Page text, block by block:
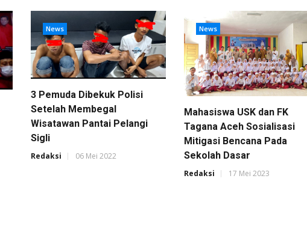
News
3 Pemuda Dibekuk Polisi
Setelah Membegal
Wisatawan Pantai Pelangi
Sigli
Redaksi 06 Mei 2022
News
Mahasiswa USK dan FK
Tagana Aceh Sosialisasi
Mitigasi Bencana Pada
Sekolah Dasar
Redaksi 17 Mei 2023